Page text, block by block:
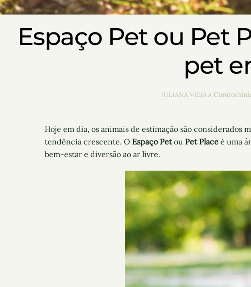
Espaço Pet ou Pet
pet
JULIANA VIEIRA
Hoje em dia, os animais de estimação são
tendência crescente. O Espaço Petou Pet Place é uma
bem-estar e diversão ao ar livre.